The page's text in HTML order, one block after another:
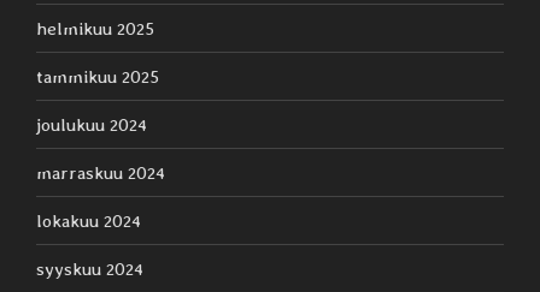
helmikuu 2025
tammikuu 2025
joulukuu 2024
marraskuu 2024
lokakuu 2024
syyskuu 2024